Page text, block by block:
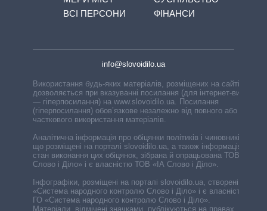
ВСІ ПЕРСОНИ
ФІНАНСИ
info@slovoidilo.ua
Використання будь-яких матеріалів, розміщених на сайті,
дозволяється при вказуванні посилання (для інтернет-видань
— гіперпосилання) на www.slovoidilo.ua. Посилання
(гіперпосилання) обов’язкове незалежно від повного або
часткового використання матеріалів.
Аналітична інформація про обіцянки політиків і чиновників,
що розміщені на порталі slovoidilo.ua, а також інформація про
стан виконання цих обіцянок, зібрана й опрацьована ТОВ «ІА
Слово і Діло» і є власністю ТОВ «ІА Слово і Діло».
Інфографіки, розміщені на порталі slovoidilo.ua, створені ГО
«Система народного контролю Слово і Діло» і є власністю
ГО «Система народного контролю Слово і Діло».
Матеріали, відмічені значками, публікуються на правах